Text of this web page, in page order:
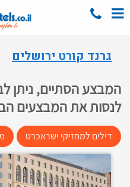
גרנד קורט ירושלים
המבצע הסתיים, ניתן
לנסות את המבצעים
דילים למחזיקי ישראכרט